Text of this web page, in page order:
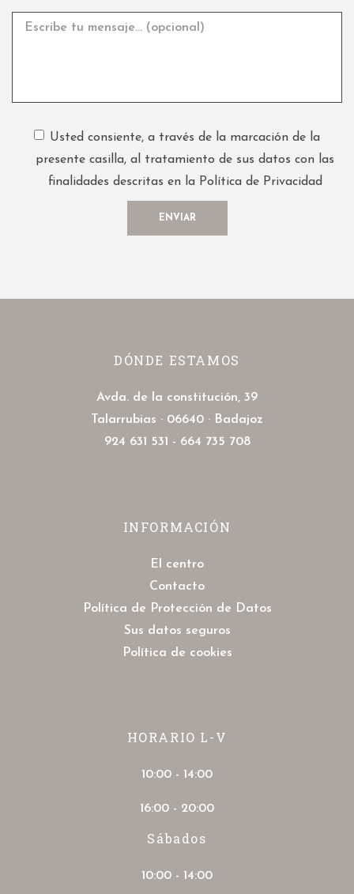
Usted consiente, a través de la marcación de la
presente casilla, al tratamiento de sus datos con las
finalidades descritas en la Política de Privacidad
DÓNDE ESTAMOS
Avda. de la constitución, 39
Talarrubias · 06640 · Badajoz
924 631 531 - 664 735 708
INFORMACIÓN
El centro
Contacto
Política de Protección de Datos
Sus datos seguros
Política de cookies
HORARIO L-V
10:00 - 14:00
16:00 - 20:00
Sábados
10:00 - 14:00